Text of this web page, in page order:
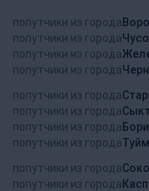
попутчики из города
попутчики из города
попутчики из города
попутчики из города
попутчики из города
попутчики из города
попутчики из города
попутчики из города
попутчики из города
попутчики из города